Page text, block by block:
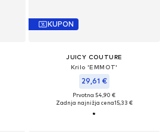
KUPON
JUICY COUTURE
Krilo 'EMMOT'
29,61 €
Prvotno: 54,90 €
Zadnja najnižja cena15,33 €